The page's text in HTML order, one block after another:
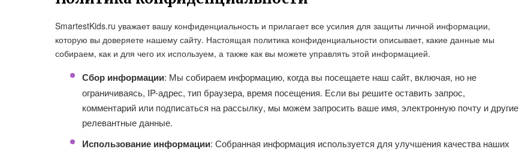
SmartestKids.ru уважает вашу конфиденциальность и прилагает все усилия для защиты личной информации,
которую вы доверяете нашему сайту. Настоящая политика конфиденциальности описывает, какие данные мы
собираем, как и для чего их используем, а также как вы можете управлять этой информацией.
Сбор информации: Мы собираем информацию, когда вы посещаете наш сайт, включая, но не
ограничиваясь, IP-адрес, тип браузера, время посещения. Если вы решите оставить запрос,
комментарий или подписаться на рассылку, мы можем запросить ваше имя, электронную почту и другие
релевантные данные.
Использование информации: Собранная информация используется для улучшения качества наших